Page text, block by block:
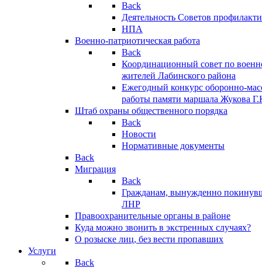
Back
Деятельность Советов
НПА
Военно-патриотическая работа
Back
Координационный совет по
жителей Лабинского района
Ежегодный конкурс оборонно-
работы памяти маршала Жукова
Штаб охраны общественного порядка
Back
Новости
Нормативные документы
Back
Миграция
Back
Гражданам, вынужденно
ЛНР
Правоохранительные органы в районе
Куда можно звонить в экстренных случаях?
О розыске лиц, без вести пропавших
Услуги
Back